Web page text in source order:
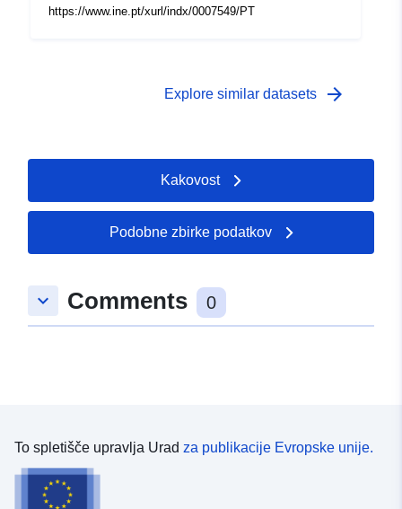
https://www.ine.pt/xurl/indx/0007549/PT
Explore similar datasets arrow_forward
Kakovost
Podobne zbirke podatkov
keyboard_arrow_down Comments 0
To spletišče upravlja Urad za publikacije Evropske unije.